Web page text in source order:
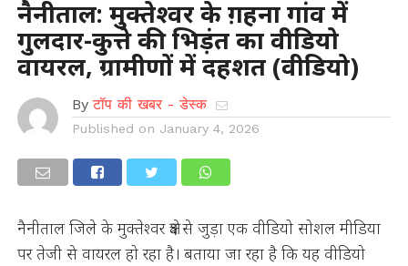
नैनीताल: मुक्तेश्वर के ग़हना गांव में
गुलदार-कुत्ते की भिड़ंत का वीडियो
वायरल, ग्रामीणों में दहशत (वीडियो)
By टॉप की खबर - डेस्क
Published on January 4, 2026
नैनीताल जिले के मुक्तेश्वर क्षेत्र से जुड़ा एक वीडियो सोशल मीडिया
पर तेजी से वायरल हो रहा है। बताया जा रहा है कि यह वीडियो